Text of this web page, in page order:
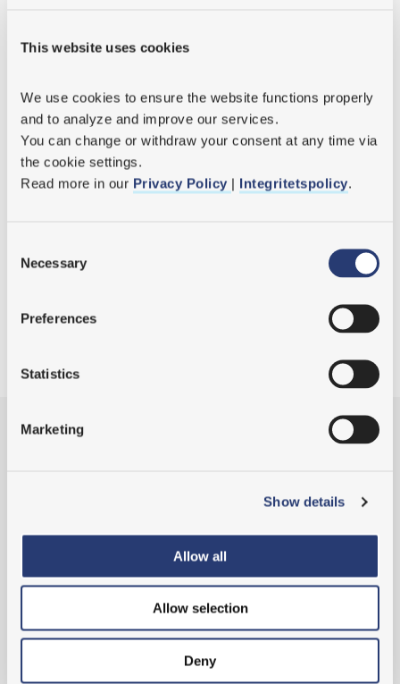
This website uses cookies
We use cookies to ensure the website functions properly
and to analyze and improve our services.
You can change or withdraw your consent at any time via
the cookie settings.
Read more in our Privacy Policy | Integritetspolicy.
Selection
Necessary
Preferences
Statistics
Marketing
Show details
Allow all
Allow selection
Deny
Utvärdering av
tågförares